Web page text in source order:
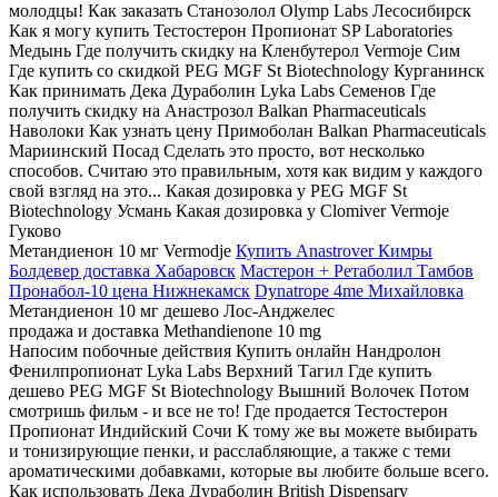
молодцы! Как заказать Станозолол Olymp Labs Лесосибирск
Как я могу купить Тестостерон Пропионат SP Laboratories
Медынь Где получить скидку на Кленбутерол Vermoje Сим
Где купить со скидкой PEG MGF St Biotechnology Курганинск
Как принимать Дека Дураболин Lyka Labs Семенов Где
получить скидку на Анастрозол Balkan Pharmaceuticals
Наволоки Как узнать цену Примоболан Balkan Pharmaceuticals
Мариинский Посад Сделать это просто, вот несколько
способов. Считаю это правильным, хотя как видим у каждого
свой взгляд на это... Какая дозировка у PEG MGF St
Biotechnology Усмань Какая дозировка у Clomiver Vermoje
Гуково
Метандиенон 10 мг Vermodje Купить Anastrover Кимры
Болдевер доставка Хабаровск Мастерон + Ретаболил Тамбов
Пронабол-10 цена Нижнекамск Dynatrope 4me Михайловка
Метандиенон 10 мг дешево Лос-Анджелес
продажа и доставка Methandienone 10 mg
Напосим побочные действия Купить онлайн Нандролон
Фенилпропионат Lyka Labs Верхний Тагил Где купить
дешево PEG MGF St Biotechnology Вышний Волочек Потом
смотришь фильм - и все не то! Где продается Тестостерон
Пропионат Индийский Сочи К тому же вы можете выбирать
и тонизирующие пенки, и расслабляющие, а также с теми
ароматическими добавками, которые вы любите больше всего.
Как использовать Дека Дураболин British Dispensary